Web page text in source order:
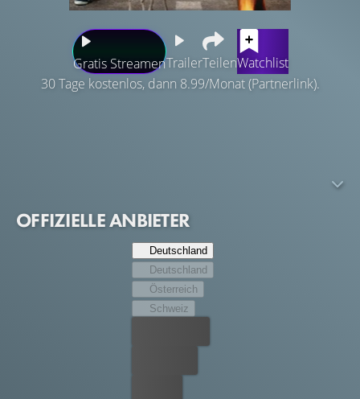
Gratis StreamenTrailerTeilenWatchlist
30 Tage kostenlos, dann 8.99/Monat (Partnerlink).
May sind zurück und gehen auf weltweite Reise. Und
OFFIZIELLE ANBIETER
Deutschland
Deutschland
Österreich
Schweiz